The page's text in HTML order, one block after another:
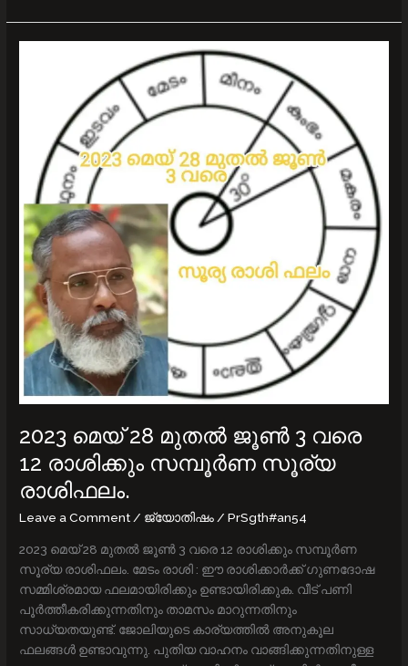
2023 മെയ് 28 മുതല്‍ ജൂൺ‍ 3 വരെ
12 രാശിക്കും സമ്പൂര്‍ണ സൂര്യ
രാശിഫലം.
Leave a Comment / ജ്യോതിഷം /PrSgth#an54
2023 മെയ് 28 മുതല്‍ ജൂൺ‍ 3 വരെ 12 രാശിക്കും സമ്പൂര്‍ണ
സൂര്യ രാശിഫലം. മേടം രാശി : ഈ രാശിക്കാര്‍ക്ക് ഗുണദോഷ
സമ്മിശ്രമായ ഫലമായിരിക്കും ഉണ്ടായിരിക്കുക. വീട് പണി
പൂര്‍ത്തീകരിക്കുന്നതിനും താമസം മാറുന്നതിനും
സാധ്യതയുണ്ട്. ജോലിയുടെ കാര്യത്തില്‍ അനുകൂല
ഫലങ്ങള്‍ ഉണ്ടാവുന്നു. പുതിയ വാഹനം വാങ്ങിക്കുന്നതിനുള്ള
വരെ
രാശിക്കും
സമ്പൂര്‍ണ
സൂര്യ
രാശിഫലം.